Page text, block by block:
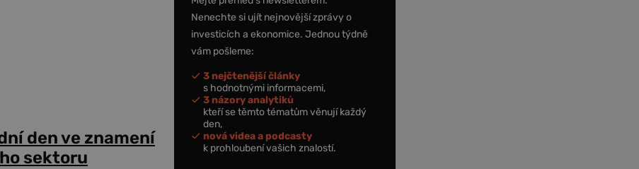
den ve znamení
sektoru
Nenechte si ujít nejnovější zprávy o
investicích a ekonomice. Jednou týdně
vám pošleme:
3 nejčtenější články
s hodnotnými informacemi,
3 názory analytiků
kteří se těmto tématům věnují každý
den,
nová videa a podcasty
k prohloubení vašich znalostí.